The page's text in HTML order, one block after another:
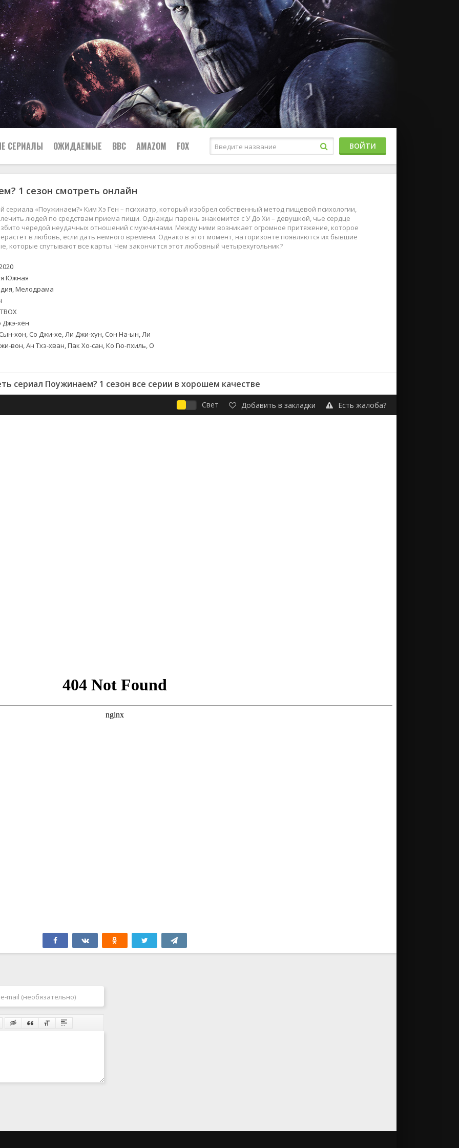
СЕРИАЛЫ
Боевики
Приключения
Детективы
Документальные
Военные
Семейные
Спортивные
ОЖИДАЕМЫЕ BBC AMAZOM FOX ВОЙТИ
1 сезон смотреть онлайн
сериала «Поужинаем?» Ким Хэ Ген – психиатр, который изобрел собственный метод пищевой психологии,
людей по средствам приема пищи. Однажды парень знакомится с У До Хи – девушкой, чье сердце
чередой неудачных отношений с мужчинами. Между ними возникает огромное притяжение, которое
в любовь, если дать немного времени. Однако в этот момент, на горизонте появляются их бывшие
которые спутывают все карты. Чем закончится этот любовный четырехугольник?
Южная
Мелодрама
Джэ-хён
хон, Со Джи-хе, Ли Джи-хун, Сон На-ын, Ли
вон, Ан Тхэ-хван, Пак Хо-сан, Ко Гю-пхиль, О
сериал Поужинаем? 1 сезон все серии в хорошем качестве
Свет Добавить в закладки Есть жалоба?